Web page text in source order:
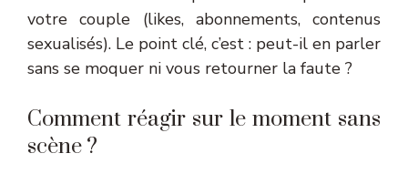
votre couple (likes, abonnements, contenus
sexualisés). Le point clé, c’est : peut-il en parler
sans se moquer ni vous retourner la faute ?
Comment réagir sur le moment sans
scène ?